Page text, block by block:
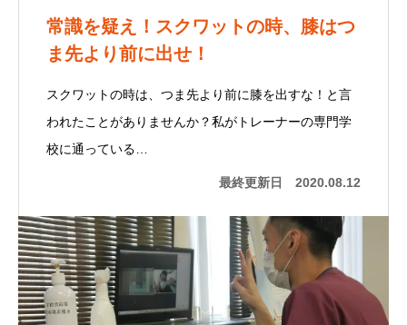
常識を疑え！スクワットの時、膝はつ
ま先より前に出せ！
スクワットの時は、つま先より前に膝を出すな！と言
われたことがありませんか？私がトレーナーの専門学
校に通っている…
最終更新日 2020.08.12